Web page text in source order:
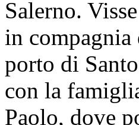
Salerno.
in
porto di
con la
Paolo, dove